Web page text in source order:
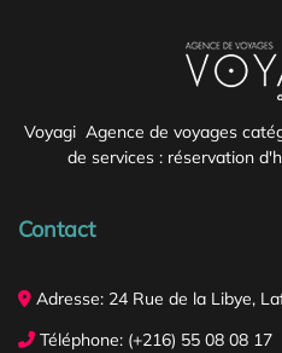
Voyagi Agence de voyages
de services : réservation
Contact
Adresse: 24 Rue de la Libye,
Téléphone: (+216) 55 08 08 17